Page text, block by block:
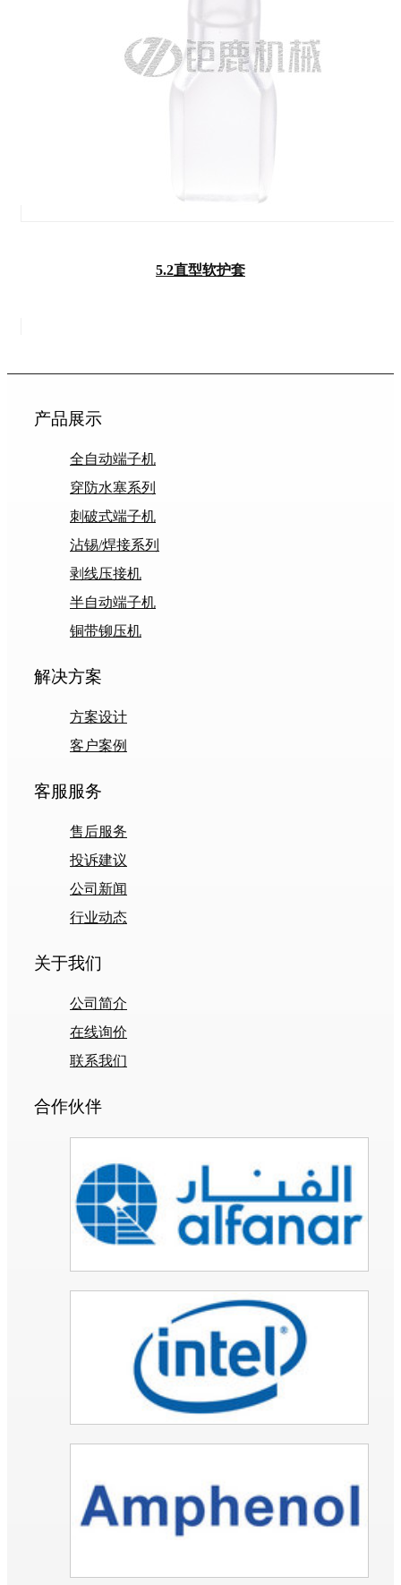
5.2直型软护套
产品展示
全自动端子机
穿防水塞系列
刺破式端子机
沾锡/焊接系列
剥线压接机
半自动端子机
铜带铆压机
解决方案
方案设计
客户案例
客服服务
售后服务
投诉建议
公司新闻
行业动态
关于我们
公司简介
在线询价
联系我们
合作伙伴